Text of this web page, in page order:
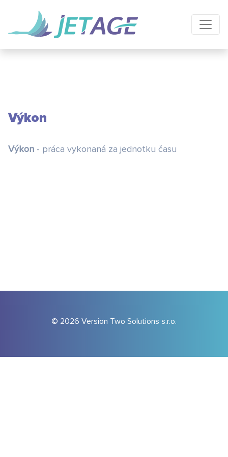
Výkon
Výkon - práca vykonaná za jednotku času
© 2026 Version Two Solutions s.r.o.